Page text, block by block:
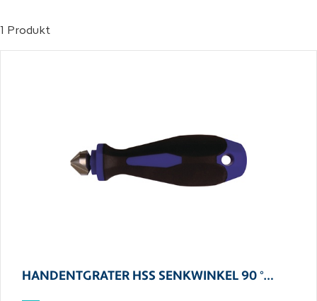
1 Produkt
HANDENTGRATER HSS SENKWINKEL 90 °…